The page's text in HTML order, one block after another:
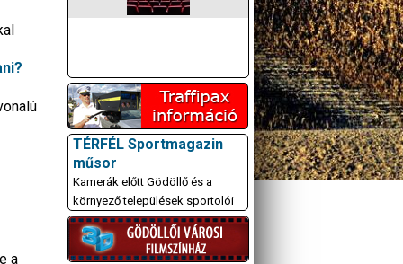
a
TÉRFÉL Sportmagazin
műsor
Kamerák előtt Gödöllő és a
környező települések sportolói